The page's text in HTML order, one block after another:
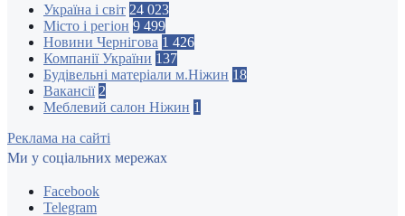
Україна і світ 24 023
Місто і регіон 9 499
Новини Чернігова 1 426
Компанії України 137
Будівельні матеріали м.Ніжин 18
Вакансії 2
Меблевий салон Ніжин 1
Реклама на сайті
Ми у соціальних мережах
Facebook
Telegram